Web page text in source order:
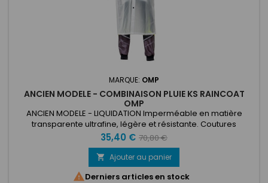
MARQUE: OMP
ANCIEN MODELE - COMBINAISON PLUIE KS RAINCOAT
OMP
ANCIEN MODELE - LIQUIDATION Imperméable en matière
transparente ultrafine, légère et résistante. Coutures
thermosoudées, fermeture par boutons, capuche réglable
par cordon. Deux grandes poches. Convient aux
mécaniciens et aux opérateurs du paddock.
Prix
35,40 € Prix
base
70,80 €
 Ajouter au panier
Derniers articles en stock